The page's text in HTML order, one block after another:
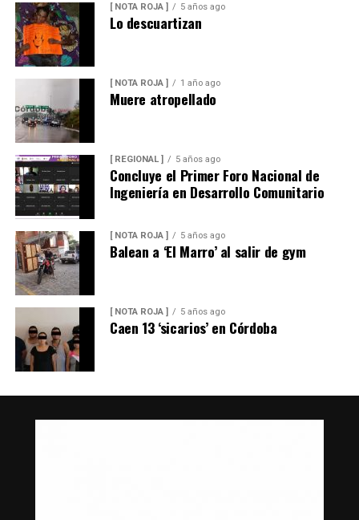
[ NOTA ROJA ] 5 años ago
Lo descuartizan
[ NOTA ROJA ] 1 año ago
Muere atropellado
[ REGIONAL ] 5 años ago
Concluye el Primer Foro Nacional de
Ingeniería en Desarrollo Comunitario
[ NOTA ROJA ] 5 años ago
Balean a ‘El Marro’ al salir de gym
[ NOTA ROJA ] 5 años ago
Caen 13 ‘sicarios’ en Córdoba